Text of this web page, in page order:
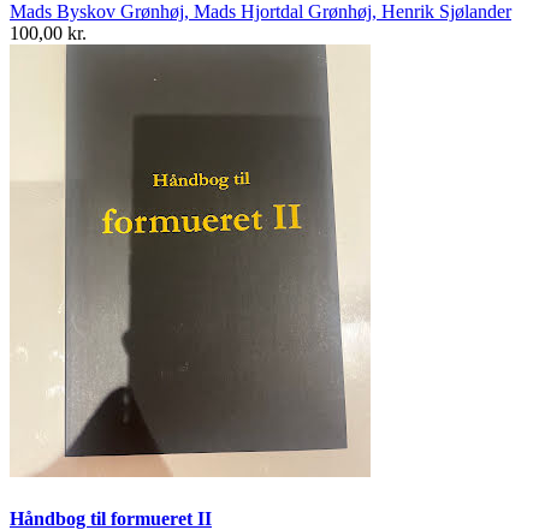
Mads Byskov Grønhøj, Mads Hjortdal Grønhøj, Henrik Sjølander
100,00 kr.
Håndbog til formueret II